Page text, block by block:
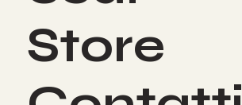
Store